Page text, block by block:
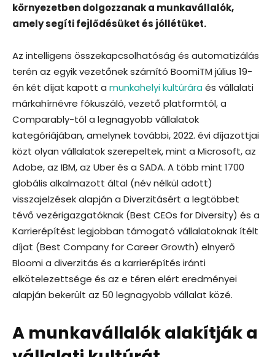
környezetben dolgozzanak a munkavállalók,
amely segíti fejlődésüket és jóllétüket.
Az intelligens összekapcsolhatóság és automatizálás
terén az egyik vezetőnek számító BoomiTM július 19-
én két díjat kapott a munkahelyi kultúrára és vállalati
márkahírnévre fókuszáló, vezető platformtól, a
Comparably-tól a legnagyobb vállalatok
kategóriájában, amelynek további, 2022. évi díjazottjai
közt olyan vállalatok szerepeltek, mint a Microsoft, az
Adobe, az IBM, az Uber és a SADA. A több mint 1700
globális alkalmazott által (név nélkül adott)
visszajelzések alapján a Diverzitásért a legtöbbet
tévő vezérigazgatóknak (Best CEOs for Diversity) és a
Karrierépítést legjobban támogató vállalatoknak ítélt
díjat (Best Company for Career Growth) elnyerő
Bloomi a diverzitás és a karrierépítés iránti
elkötelezettsége és az e téren elért eredményei
alapján bekerült az 50 legnagyobb vállalat közé.
A munkavállalók alakítják a